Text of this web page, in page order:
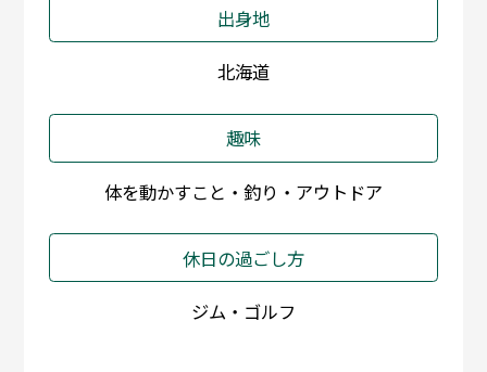
出身地
北海道
趣味
体を動かすこと・釣り・アウトドア
休日の過ごし方
ジム・ゴルフ